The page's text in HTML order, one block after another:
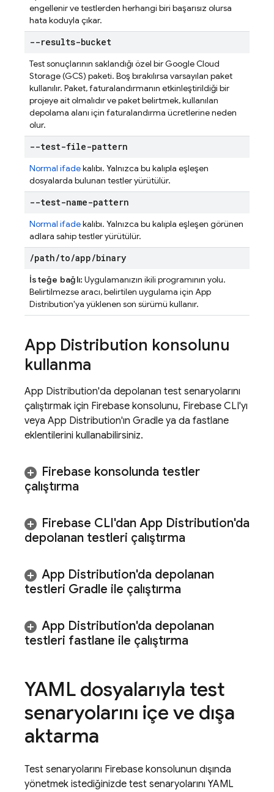
engellenir ve testlerden herhangi biri başarısız olursa
hata koduyla çıkar.
--results-bucket
Test sonuçlarının saklandığı özel bir Google Cloud
Storage (GCS) paketi. Boş bırakılırsa varsayılan paket
kullanılır. Paket, faturalandırmanın etkinleştirildiği bir
projeye ait olmalıdır ve paket belirtmek, kullanılan
depolama alanı için faturalandırma ücretlerine neden
olur.
--test-file-pattern
Normal ifadekalıbı. Yalnızca bu kalıpla eşleşen
dosyalarda bulunan testler yürütülür.
--test-name-pattern
Normal ifadekalıbı. Yalnızca bu kalıpla eşleşen görünen
adlara sahip testler yürütülür.
/path/to/app/binary
İsteğe bağlı: Uygulamanızın ikili programının yolu.
Belirtilmezse aracı, belirtilen uygulama için App
Distribution'ya yüklenen son sürümü kullanır.
App Distribution konsolunu
kullanma
App Distribution'da depolanan test senaryolarını
çalıştırmak için Firebase konsolunu, Firebase CLI'yı
veya App Distribution'ın Gradle ya da fastlane
eklentilerini kullanabilirsiniz.
Firebase konsolunda testler
çalıştırma
Firebase CLI'dan App Distribution'da
depolanan testleri çalıştırma
App Distribution'da depolanan
testleri Gradle ile çalıştırma
App Distribution'da depolanan
testleri fastlane ile çalıştırma
YAML dosyalarıyla test
senaryolarını içe ve dışa
aktarma
Test senaryolarını Firebase konsolunun dışında
yönetmek istediğinizde test senaryolarını YAML